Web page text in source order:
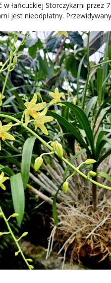
łańcuckiej Storczykarni przez
jest nieodpłatny.